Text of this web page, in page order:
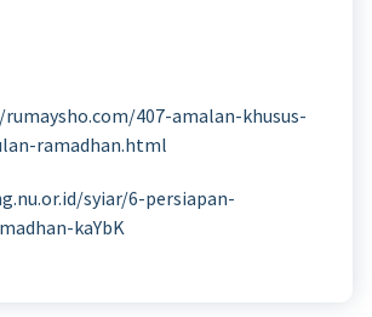
407-amalan-khusus-
ramadhan.html
syiar/6-persiapan-
kaYbK